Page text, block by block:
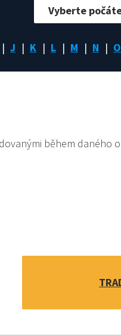
J K L M N O
Vyberte
během daného